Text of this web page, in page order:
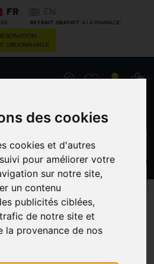
des cookies
cookies et d'autres
pour améliorer votre
sur notre site,
un contenu
publicités ciblées,
de notre site et
la provenance de nos
* RETRAIT GRATUIT À LA PHARMACIE*
FR
ORDONNANCE
0
PROMOS
13